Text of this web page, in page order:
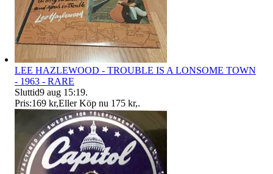
LEE HAZLEWOOD - TROUBLE IS A LONSOME TOWN
- 1963 - RARE
Sluttid9 aug 15:19.
Pris:169 kr,Eller Köp nu 175 kr,.